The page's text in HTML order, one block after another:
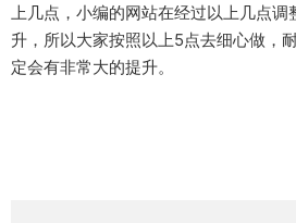
上几点，小编的网站在经过以上几点
升，所以大家按照以上5点去细心做，
定会有非常大的提升。